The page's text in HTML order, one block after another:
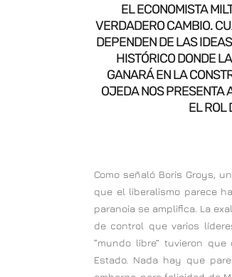
EL ECONOMISTA
VERDADERO CAMBIO.
DEPENDEN DE LAS
HISTÓRICO DONDE
GANARÁ EN LA
OJEDA NOS PRESENTA
EL ROL
Como señaló Boris Groys,
que el liberalismo parece
paranoia se amplifica. La
de control que varios
“mundo libre” tuvieron
Estado. Nada hay que